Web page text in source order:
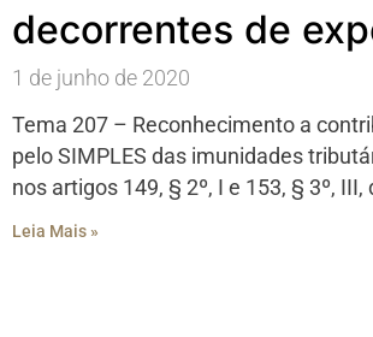
decorrentes de
1 de junho de 2020
Tema 207 – Reconhecimento a
pelo SIMPLES das imunidades
nos artigos 149, § 2º, I e 153, § 3º, III,
Leia Mais »